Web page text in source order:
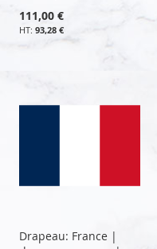
111,00 €
93,28 €
Drapeau: France |